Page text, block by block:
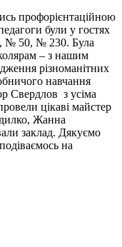
профорієнтаційною
були у гостях
№ 50, № 230. Була
– з нашим
різноманітних
навчання
Свердлов з усіма
цікаві майстер
Жанна
заклад. Дякуємо
на